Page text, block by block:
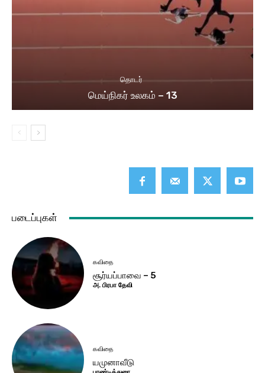
தொடர்
மெய்நிகர் உலகம் – 13
படைப்புகள்
கவிதை
சூர்யப்பாவை – 5
அ. பிரபா தேவி
கவிதை
யமுனாவீடு